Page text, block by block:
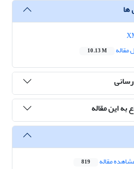
ها
مقاله
10.13 M
به این مقاله
مقاله 819